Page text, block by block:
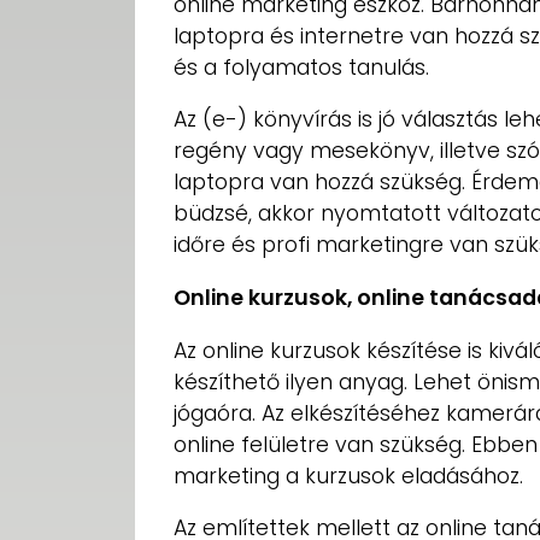
laptopra és internetre van hozzá
és a folyamatos tanulás.
Az (e-) könyvírás is jó választás
regény vagy mesekönyv, illetve
laptopra van hozzá szükség.
büdzsé, akkor nyomtatott
időre és profi marketingre van
Online kurzusok, online
Az online kurzusok készítése is
készíthető ilyen anyag. Lehet
jógaóra. Az elkészítéséhez
online felületre van szükség.
marketing a kurzusok eladásához.
Az említettek mellett az online